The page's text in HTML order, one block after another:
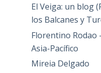
El Veiga: un blog
los Balcanes y
Florentino Rodao
Asia-Pacífico
Mireia Delgado